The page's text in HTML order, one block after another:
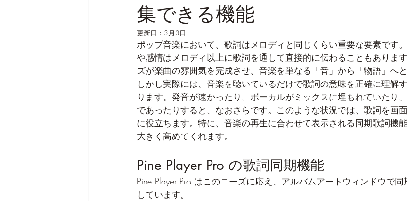
集できる機能
更新日： 3月3日
ポップ音楽において、歌詞はメロディと同じくらい重要な要素です
や感情はメロディ以上に歌詞を通して直接的に伝わることもありま
ズが楽曲の雰囲気を完成させ、音楽を単なる「音」から「物語」へ
しかし実際には、音楽を聴いているだけで歌詞の意味を正確に理解
ります。発音が速かったり、ボーカルがミックスに埋もれていたり
であったりすると、なおさらです。このような状況では、歌詞を画
に役立ちます。特に、音楽の再生に合わせて表示される同期歌詞機
大きく高めてくれます。
Pine Player Pro の歌詞同期機能
Pine Player Pro はこのニーズに応え、アルバムアートウィンドウで
しています。